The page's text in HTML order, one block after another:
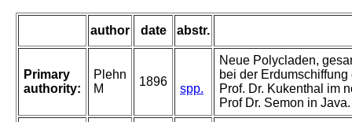
author date abstr.
Primary
authority:
Plehn
M
1896
spp.
Neue Polycladen,
bei der
Prof. Dr. Kukenthal im
Prof Dr. Semon in Java.